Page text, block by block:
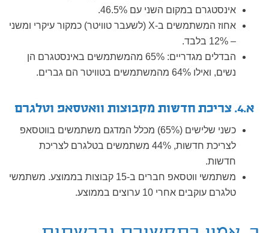
אינסטגרם במקום השני עם 46.5%.
אחוז המשתמשים ב-X (לשעבר טוויטר) כמקור עיקרי ומשני
– 12% בלבד.
הבדלים מגדריים: 65% מהמשתמשים באינסטגרם הן
נשים, ואילו 64% מהמשתמשים בטוויטר הם גברים.
א.4. צריכת חדשות מקבוצות וואטסאפ וטלגרם
כשני שלישים (65%) מכלל המדגם משתמשים בווטסאפ
לצריכת חדשות, 44% משתמשים בטלגרם לצריכת
חדשות.
משתמשי ווטסאפ חברים ב-15 קבוצות בממוצע. משתמשי
טלגרם עוקבים אחרי 10 ערוצים בממוצע.